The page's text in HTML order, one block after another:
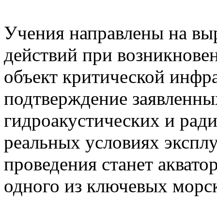
Учения направлены на
действий при
объект критической
подтверждение
гидроакустических и
реальных условиях
проведения станет
одного из ключевых